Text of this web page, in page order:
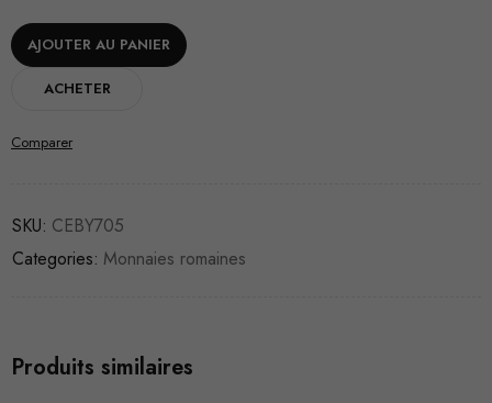
AJOUTER AU PANIER
ACHETER
Comparer
SKU: CEBY705
Categories: Monnaies romaines
Produits similaires